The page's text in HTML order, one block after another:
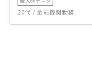
20代 / 金融機関勤務